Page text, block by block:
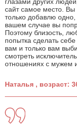
глазами других
сайт самое место. Вы
только добавлю
вашем случае вы
Поэтому близость,
попытка сделать
вам и только вам
смотреть
отношениях с мужем
Наталья , возраст: